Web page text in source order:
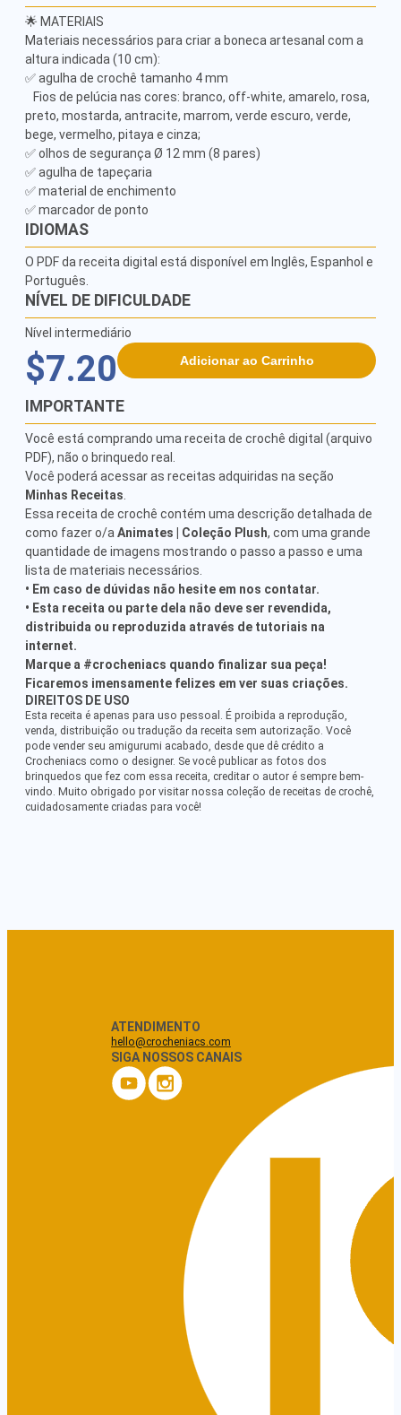
🌟 MATERIAIS
Materiais necessários para criar a boneca artesanal com a
altura indicada (10 cm):
✅ agulha de crochê tamanho 4 mm
preto, mostarda, antracite, marrom, verde escuro, verde,
bege, vermelho, pitaya e cinza;
✅ olhos de segurança Ø 12 mm (8 pares)
✅ agulha de tapeçaria
✅ material de enchimento
✅ marcador de ponto
IDIOMAS
O PDF da receita digital está disponível em Inglês, Espanhol e
Português.
NÍVEL DE DIFICULDADE
Nível intermediário
$7.20 Adicionar ao Carrinho
IMPORTANTE
Você está comprando uma receita de crochê digital (arquivo
PDF), não o brinquedo real.
Você poderá acessar as receitas adquiridas na seção
Minhas Receitas.
Essa receita de crochê contém uma descrição detalhada de
como fazer o/aAnimates | Coleção Plush, com uma grande
quantidade de imagens mostrando o passo a passo e uma
lista de materiais necessários.
• Em caso de dúvidas não hesite em nos contatar.
• Esta receita ou parte dela não deve ser revendida,
distribuida ou reproduzida através de tutoriais na
internet.
Marque a #crocheniacs quando finalizar sua peça!
Ficaremos imensamente felizes em ver suas criações.
DIREITOS DE USO
Esta receita é apenas para uso pessoal. É proibida a reprodução,
venda, distribuição ou tradução da receita sem autorização. Você
pode vender seu amigurumi acabado, desde que dê crédito a
Crocheniacs como o designer. Se você publicar as fotos dos
brinquedos que fez com essa receita, creditar o autor é sempre bem-
vindo. Muito obrigado por visitar nossa coleção de receitas de crochê,
cuidadosamente criadas para você!
ATENDIMENTO
hello@crocheniacs.com
SIGA NOSSOS CANAIS